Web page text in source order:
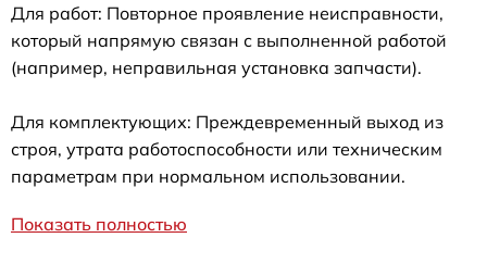
Для работ: Повторное проявление неисправности,
который напрямую связан с выполненной работой
(например, неправильная установка запчасти).
Для комплектующих: Преждевременный выход из
строя, утрата работоспособности или техническим
параметрам при нормальном использовании.
Показать полностью